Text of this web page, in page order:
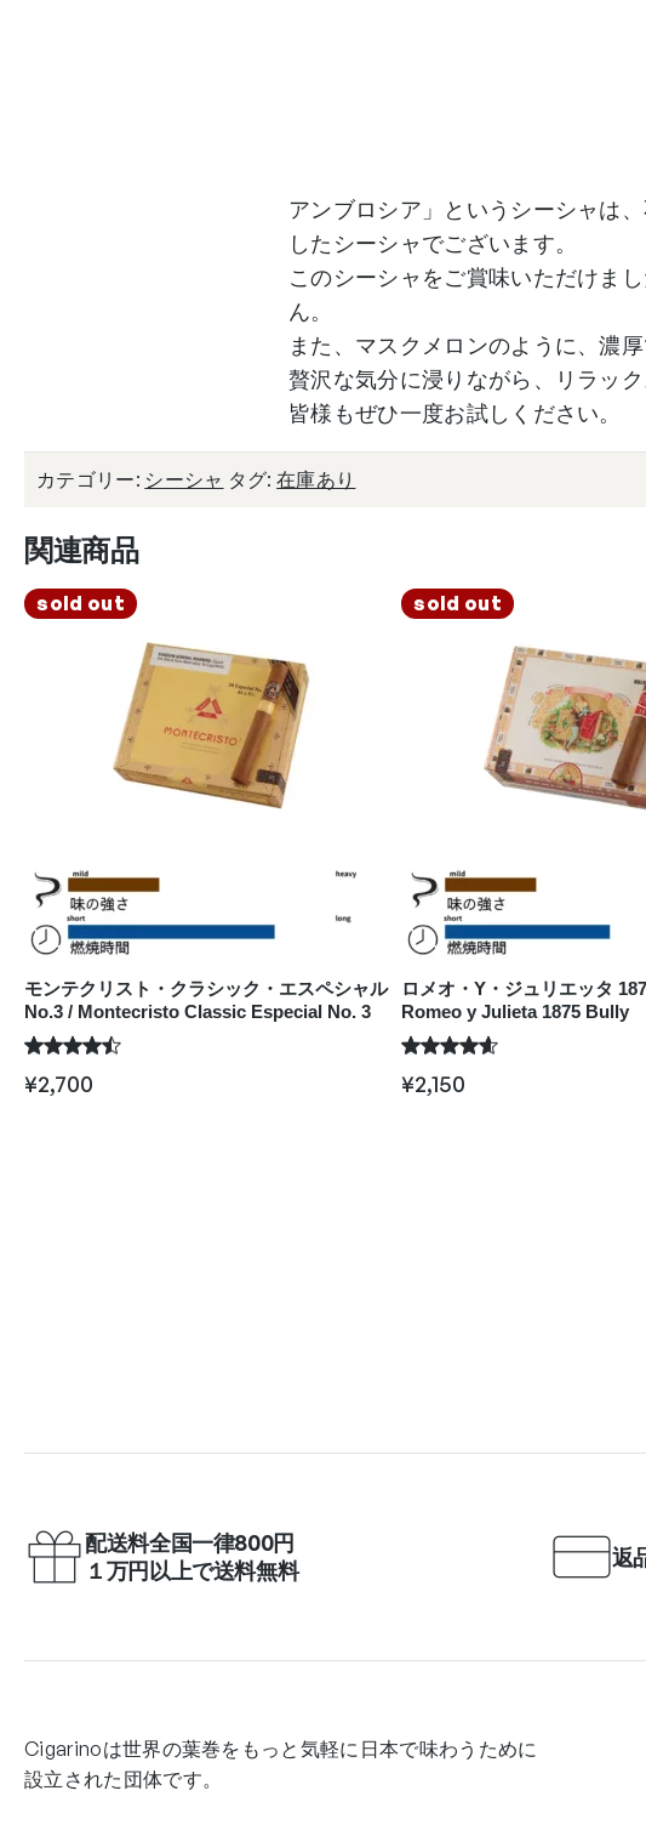
アンブロシア」というシーシャは
したシーシャでございます。
このシーシャをご賞味いただけま
ん。
また、マスクメロンのように、濃
贅沢な気分に浸りながら、リラッ
皆様もぜひ一度お試しください。
カテゴリー: シーシャ タグ:在庫あり
関連商品
sold out
モンテクリスト・クラシック・エスペシャル
No.3 / Montecristo Classic Especial No. 3
¥2,700
sold out
ロメオ・Y・ジュリエッタ
Romeo y Julieta 1875 Bully
¥2,150
配送料全国一律800円
１万円以上で送料無料
返
Cigarinoは世界の葉巻をもっと気軽に日本で味わうために
設立された団体です。